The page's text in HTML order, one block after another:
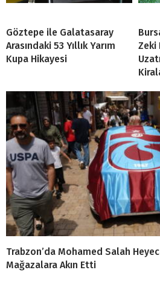
Göztepe ile Galatasaray
Arasındaki 53 Yıllık Yarım
Kupa Hikayesi
Zeki
Trabzon’da Mohamed Salah
Mağazalara Akın Etti